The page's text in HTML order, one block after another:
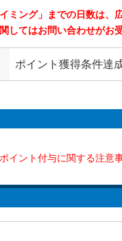
ミング」までの日数は
してはお問い合わせがお
ポイント獲得条件達
ポイント付与に関する注意